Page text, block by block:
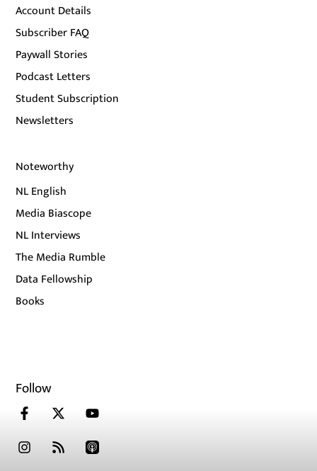
Account Details
Subscriber FAQ
Paywall Stories
Podcast Letters
Student Subscription
Newsletters
Noteworthy
NL English
Media Biascope
NL Interviews
The Media Rumble
Data Fellowship
Books
Follow